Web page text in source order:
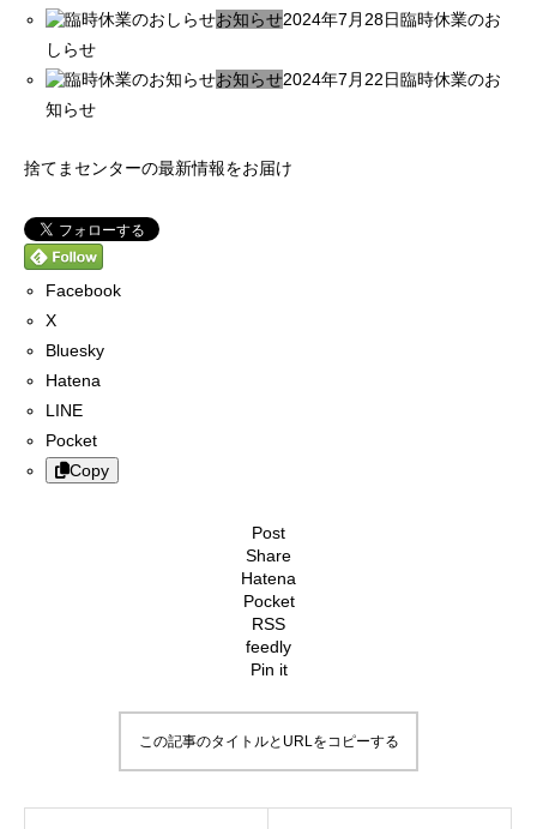
お知らせ2024年7月28日臨時休業のお
しらせ
お知らせ2024年7月22日臨時休業のお
知らせ
捨てまセンターの最新情報をお届け
Facebook
X
Bluesky
Hatena
LINE
Pocket
Copy
Post
Share
Hatena
Pocket
RSS
feedly
Pin it
この記事のタイトルとURLをコピーする